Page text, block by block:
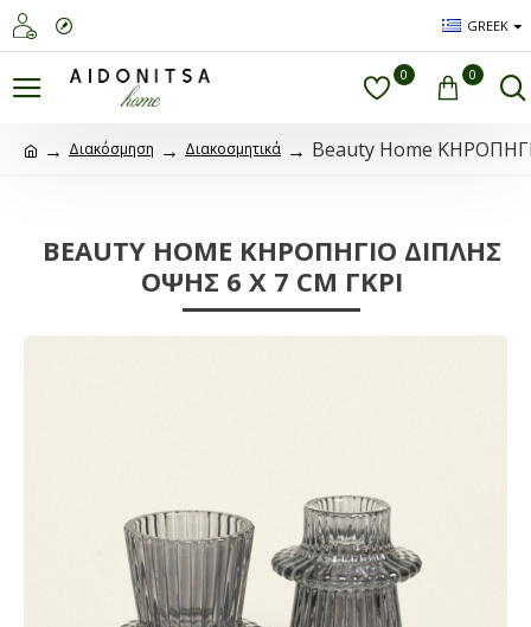
GREEK
0 0
Διακόσμηση Διακοσμητικά Beauty Home
BEAUTY HOME ΚΗΡΟΠΗΓΙΟ ΔΙΠΛΗΣ
ΟΨΗΣ 6 X 7 CM ΓΚΡΙ